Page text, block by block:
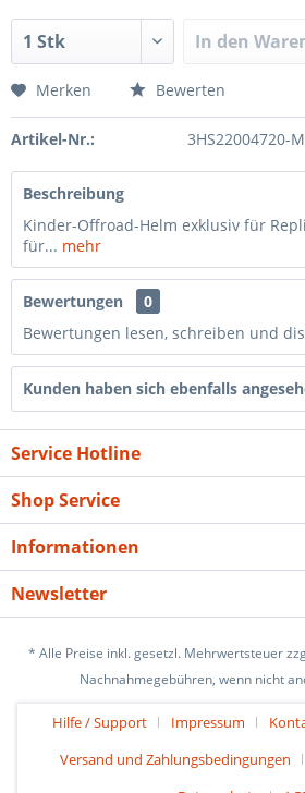
In den
Merken Bewerten
Artikel-Nr.: 3HS22004720-
Beschreibung
Kinder-Offroad-Helm exklusiv für
für... mehr
Bewertungen
0
Bewertungen lesen, schreiben und
Kunden haben sich ebenfalls
Service Hotline
Shop Service
Informationen
Newsletter
* Alle Preise inkl. gesetzl. Mehrwertsteuer
Nachnahmegebühren, wenn nicht
Hilfe / Support Impressum
Versand und Zahlungsbedingungen